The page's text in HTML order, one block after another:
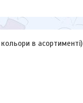
в асортименті)